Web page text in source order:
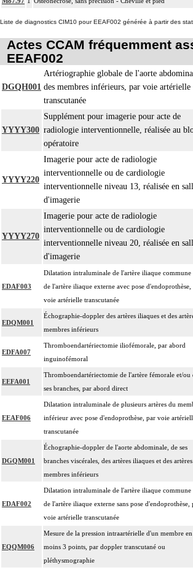
Les actes sur le thorax, par thoracotomie incluent
intrathoracique associée, la pose de drain pleural
4
Les actes avec dérivation vasculaire [shunt]
inerte ou pulsée, et son ablation.
Facturation : les suppléments de numérisation ou
durée sous ampli de brillance (chapitre 19) ne
les actes diagnostiques ou thérapeutiques de
Liste de diagnostics CIM10 pour EEAF002 générée à partir des
Actes CCAM fréquemment
EEAF002
DGQH001
Artériographie globale de l'aorte
des membres inférieurs, par voie artérielle
transcutanée
YYYY300
Supplément pour imagerie pour acte de
radiologie interventionnelle, réalisée au
opératoire
YYYY220
Imagerie pour acte de radiologie
interventionnelle ou de cardiologie
interventionnelle niveau 13, réalisée en
d'imagerie
YYYY270
Imagerie pour acte de radiologie
interventionnelle ou de cardiologie
interventionnelle niveau 20, réalisée en
d'imagerie
EDAF003
Dilatation intraluminale de l'artère iliaque commune
de l'artère iliaque externe avec pose d'endoprothèse,
voie artérielle transcutanée
EDQM001
Échographie-doppler des artères iliaques et des
membres inférieurs
EDFA007
Thromboendartériectomie iliofémorale, par abord
inguinofémoral
EEFA001
Thromboendartériectomie de l'artère fémorale et/ou
ses branches, par abord direct
EEAF006
Dilatation intraluminale de plusieurs artères du
inférieur avec pose d'endoprothèse, par voie
transcutanée
DGQM001
Échographie-doppler de l'aorte abdominale, de ses
branches viscérales, des artères iliaques et des
membres inférieurs
EDAF002
Dilatation intraluminale de l'artère iliaque commune
de l'artère iliaque externe sans pose d'endoprothèse,
voie artérielle transcutanée
EQQM006
Mesure de la pression intraartérielle d'un membre en
moins 3 points, par doppler transcutané ou
pléthysmographie